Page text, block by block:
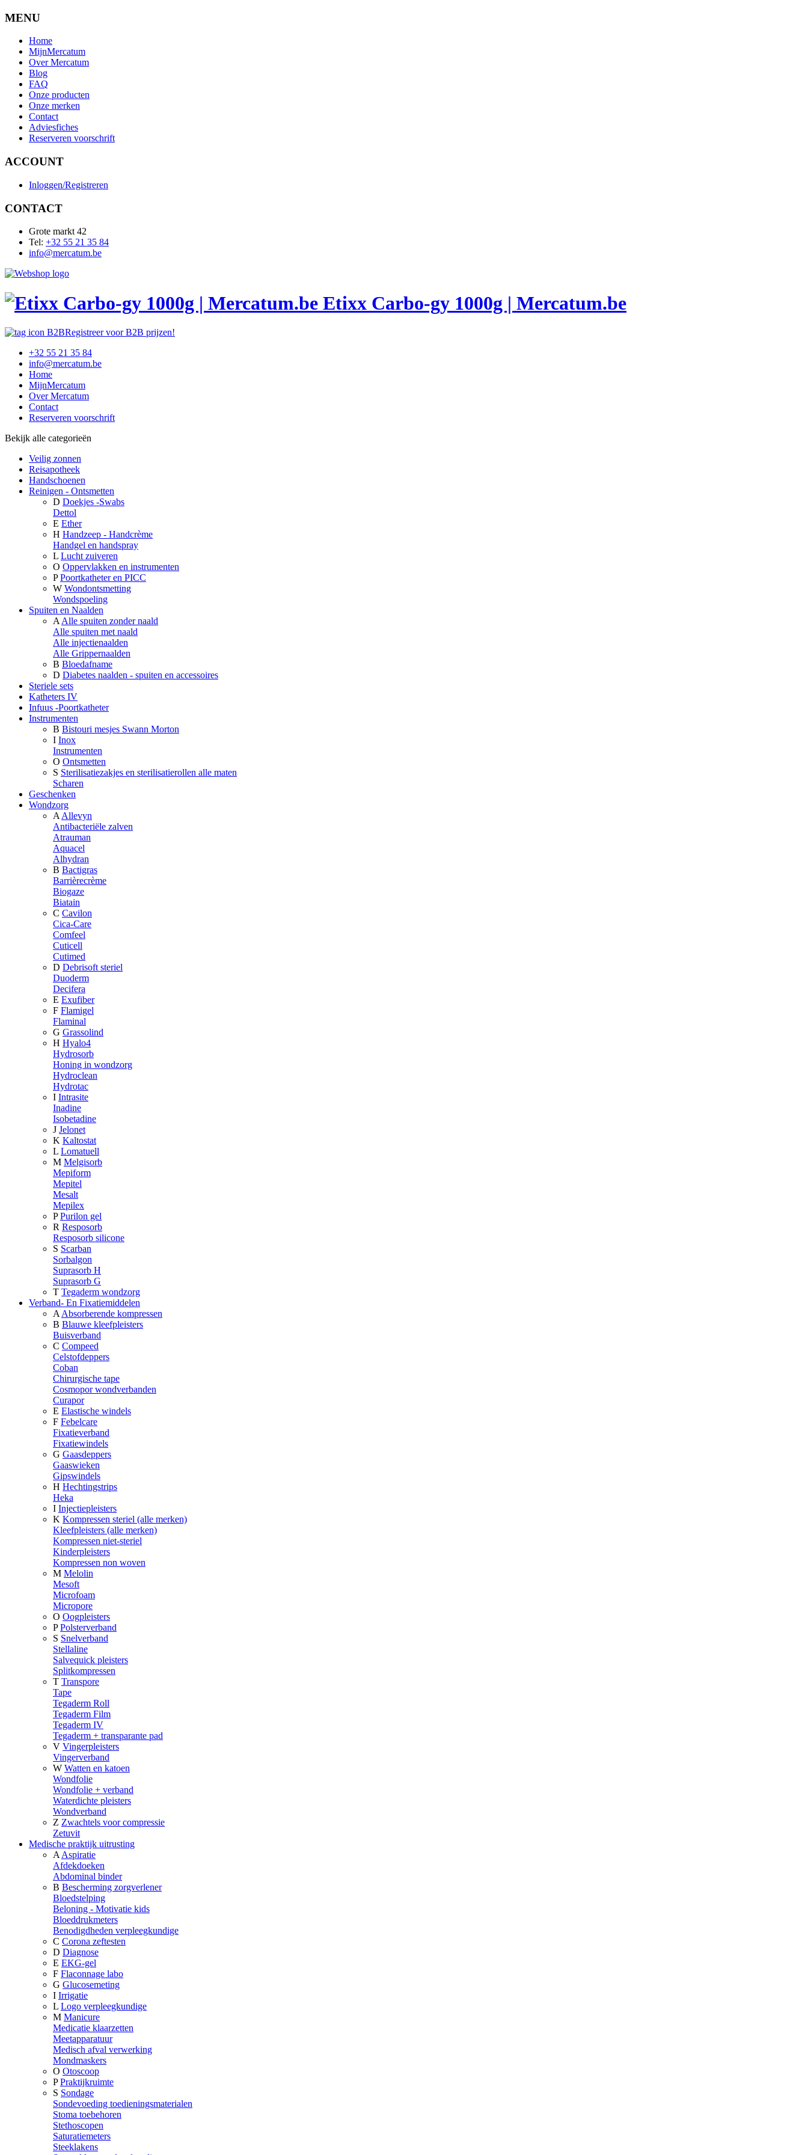
MENU
Home
MijnMercatum
Over Mercatum
Blog
FAQ
Onze producten
Onze merken
Contact
Adviesfiches
Reserveren voorschrift
ACCOUNT
Inloggen/Registreren
CONTACT
Grote markt 42
Tel: +32 55 21 35 84
info@mercatum.be
Etixx Carbo-gy 1000g | Mercatum.be
Registreer voor B2B prijzen!
+32 55 21 35 84
info@mercatum.be
Home
MijnMercatum
Over Mercatum
Contact
Reserveren voorschrift
Bekijk alle categorieën
Veilig zonnen
Reisapotheek
Handschoenen
Reinigen - Ontsmetten
D Doekjes -Swabs
Dettol
E Ether
H Handzeep - Handcrème
Handgel en handspray
L Lucht zuiveren
O Oppervlakken en instrumenten
P Poortkatheter en PICC
W Wondontsmetting
Wondspoeling
Spuiten en Naalden
A Alle spuiten zonder naald
Alle spuiten met naald
Alle injectienaalden
Alle Grippernaalden
B Bloedafname
D Diabetes naalden - spuiten en accessoires
Steriele sets
Katheters IV
Infuus -Poortkatheter
Instrumenten
B Bistouri mesjes Swann Morton
I Inox
Instrumenten
O Ontsmetten
S Sterilisatiezakjes en sterilisatierollen alle maten
Scharen
Geschenken
Wondzorg
A Allevyn
Antibacteriële zalven
Atrauman
Aquacel
Alhydran
B Bactigras
Barrièrecrème
Biogaze
Biatain
C Cavilon
Cica-Care
Comfeel
Cuticell
Cutimed
D Debrisoft steriel
Duoderm
Decifera
E Exufiber
F Flamigel
Flaminal
G Grassolind
H Hyalo4
Hydrosorb
Honing in wondzorg
Hydroclean
Hydrotac
I Intrasite
Inadine
Isobetadine
J Jelonet
K Kaltostat
L Lomatuell
M Melgisorb
Mepiform
Mepitel
Mesalt
Mepilex
P Purilon gel
R Resposorb
Resposorb silicone
S Scarban
Sorbalgon
Suprasorb H
Suprasorb G
T Tegaderm wondzorg
Verband- En Fixatiemiddelen
A Absorberende kompressen
B Blauwe kleefpleisters
Buisverband
C Compeed
Celstofdeppers
Coban
Chirurgische tape
Cosmopor wondverbanden
Curapor
E Elastische windels
F Febelcare
Fixatieverband
Fixatiewindels
G Gaasdeppers
Gaaswieken
Gipswindels
H Hechtingstrips
Heka
I Injectiepleisters
K Kompressen steriel (alle merken)
Kleefpleisters (alle merken)
Kompressen niet-steriel
Kinderpleisters
Kompressen non woven
M Melolin
Mesoft
Microfoam
Micropore
O Oogpleisters
P Polsterverband
S Snelverband
Stellaline
Salvequick pleisters
Splitkompressen
T Transpore
Tape
Tegaderm Roll
Tegaderm Film
Tegaderm IV
Tegaderm + transparante pad
V Vingerpleisters
Vingerverband
W Watten en katoen
Wondfolie
Wondfolie + verband
Waterdichte pleisters
Wondverband
Z Zwachtels voor compressie
Zetuvit
Medische praktijk uitrusting
A Aspiratie
Afdekdoeken
Abdominal binder
B Bescherming zorgverlener
Bloedstelping
Beloning - Motivatie kids
Bloeddrukmeters
Benodigdheden verpleegkundige
C Corona zeftesten
D Diagnose
E EKG-gel
F Flaconnage labo
G Glucosemeting
I Irrigatie
L Logo verpleegkundige
M Manicure
Medicatie klaarzetten
Meetapparatuur
Medisch afval verwerking
Mondmaskers
O Otoscoop
P Praktijkruimte
S Sondage
Sondevoeding toedieningsmaterialen
Stoma toebehoren
Stethoscopen
Saturatiemeters
Steeklakens